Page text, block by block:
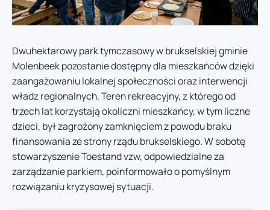
Dwuhektarowy park tymczasowy w brukselskiej gminie
Molenbeek pozostanie dostępny dla mieszkańców dzięki
zaangażowaniu lokalnej społeczności oraz interwencji
władz regionalnych. Teren rekreacyjny, z którego od
trzech lat korzystają okoliczni mieszkańcy, w tym liczne
dzieci, był zagrożony zamknięciem z powodu braku
finansowania ze strony rządu brukselskiego. W sobotę
stowarzyszenie Toestand vzw, odpowiedzialne za
zarządzanie parkiem, poinformowało o pomyślnym
rozwiązaniu kryzysowej sytuacji.